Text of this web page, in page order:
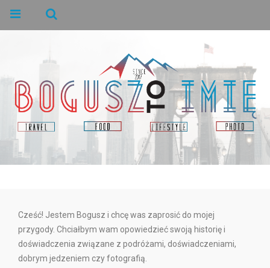
Cześć! Jestem Bogusz i chcę was zaprosić do mojej
przygody. Chciałbym wam opowiedzieć swoją historię i
doświadczenia związane z podróżami, doświadczeniami,
dobrym jedzeniem czy fotografią.